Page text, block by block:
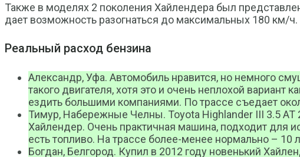
Также в моделях 2 поколения Хайлендера был
дает возможность разогнаться до максимальных 180 км/
Реальный расход бензина
Александр, Уфа. Автомобиль нравится, но немного
такого двигателя, хотя это и очень неплохой
ездить большими компаниями. По трассе съедает
Тимур, Набережные Челны. Toyota Highlander III 3.5 AT
Хайлендер. Очень практичная машина, подходит для
есть топливо. На трассе более-менее нормально – 10
Богдан, Белгород. Купил в 2012 году новенький